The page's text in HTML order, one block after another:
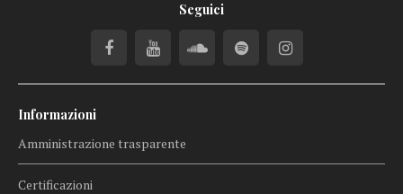
Seguici
Informazioni
Amministrazione trasparente
Certificazioni